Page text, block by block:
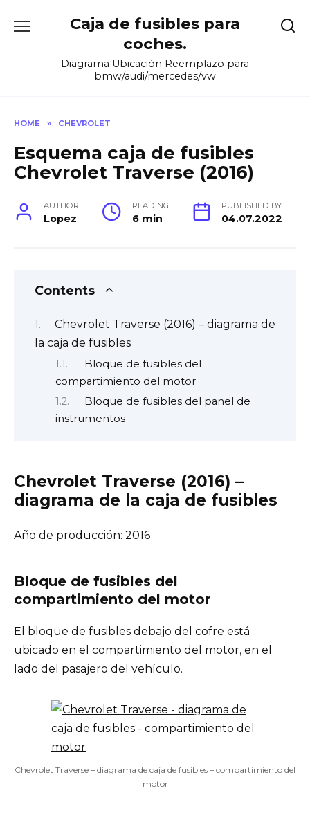
Caja de fusibles para
coches.
Diagrama Ubicación Reemplazo para
bmw/audi/mercedes/vw
HOME » CHEVROLET
Esquema caja de fusibles
Chevrolet Traverse (2016)
AUTHOR
Lopez
READING
6 min
PUBLISHED BY
04.07.2022
Contents
Chevrolet Traverse (2016) – diagrama de
la caja de fusibles
Bloque de fusibles del
compartimiento del motor
Bloque de fusibles del panel de
instrumentos
Chevrolet Traverse (2016) –
diagrama de la caja de fusibles
Año de producción: 2016
Bloque de fusibles del
compartimiento del motor
El bloque de fusibles debajo del cofre está
ubicado en el compartimiento del motor, en el
lado del pasajero del vehículo.
Chevrolet Traverse – diagrama de caja de fusibles – compartimiento del
motor